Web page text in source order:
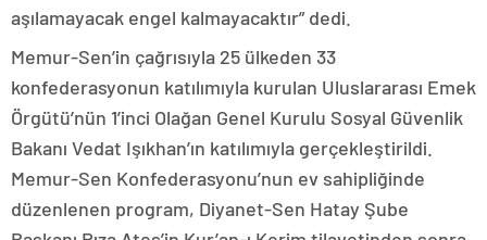
aşılamayacak engel kalmayacaktır” dedi.
Memur-Sen’in çağrısıyla 25 ülkeden 33
konfederasyonun katılımıyla kurulan Uluslararası Emek
Örgütü’nün 1’inci Olağan Genel Kurulu Sosyal Güvenlik
Bakanı Vedat Işıkhan’ın katılımıyla gerçekleştirildi.
Memur-Sen Konfederasyonu’nun ev sahipliğinde
düzenlenen program, Diyanet-Sen Hatay Şube